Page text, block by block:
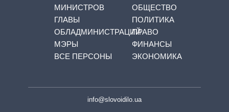
МИНИСТРОВ
ГЛАВЫ
ОБЛАДМИНИСТРАЦИЙ
МЭРЫ
ВСЕ ПЕРСОНЫ
ОБЩЕСТВО
ПОЛИТИКА
ПРАВО
ФИНАНСЫ
ЭКОНОМИКА
info@slovoidilo.ua